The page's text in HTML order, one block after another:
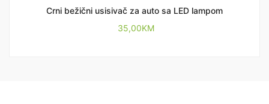
Crni bežični usisivač za auto sa LED lampom
35,00KM